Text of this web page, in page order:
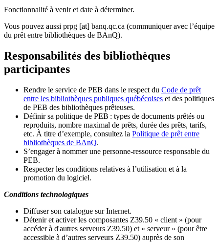
Fonctionnalité à venir et date à déterminer.
Vous pouvez aussi prpg [at] banq.qc.ca (communiquer avec l’équipe
du prêt entre bibliothèques de BAnQ).
Responsabilités des bibliothèques
participantes
Rendre le service de PEB dans le respect du Code de prêt
entre les bibliothèques publiques québécoises et des politiques
de PEB des bibliothèques prêteuses.
Définir sa politique de PEB : types de documents prêtés ou
reproduits, nombre maximal de prêts, durée des prêts, tarifs,
etc. À titre d’exemple, consultez la Politique de prêt entre
bibliothèques de BAnQ.
S’engager à nommer une personne-ressource responsable du
PEB.
Respecter les conditions relatives à l’utilisation et à la
promotion du logiciel.
Conditions technologiques
Diffuser son catalogue sur Internet.
Détenir et activer les composantes Z39.50 « client » (pour
accéder à d'autres serveurs Z39.50) et « serveur » (pour être
accessible à d’autres serveurs Z39.50) auprès de son